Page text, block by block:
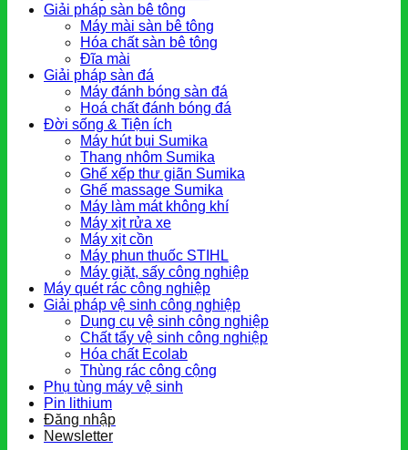
Giải pháp sàn bê tông
Máy mài sàn bê tông
Hóa chất sàn bê tông
Đĩa mài
Giải pháp sàn đá
Máy đánh bóng sàn đá
Hoá chất đánh bóng đá
Đời sống & Tiện ích
Máy hút bụi Sumika
Thang nhôm Sumika
Ghế xếp thư giãn Sumika
Ghế massage Sumika
Máy làm mát không khí
Máy xịt rửa xe
Máy xịt cồn
Máy phun thuốc STIHL
Máy giặt, sấy công nghiệp
Máy quét rác công nghiệp
Giải pháp vệ sinh công nghiệp
Dụng cụ vệ sinh công nghiệp
Chất tẩy vệ sinh công nghiệp
Hóa chất Ecolab
Thùng rác công cộng
Phụ tùng máy vệ sinh
Pin lithium
Đăng nhập
Newsletter